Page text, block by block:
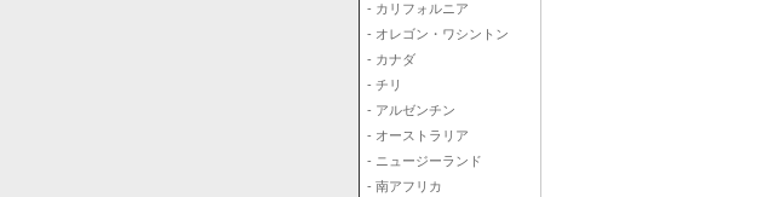
- カリフォルニア
- オレゴン・ワシントン
- カナダ
- チリ
- アルゼンチン
- オーストラリア
- ニュージーランド
- 南アフリカ